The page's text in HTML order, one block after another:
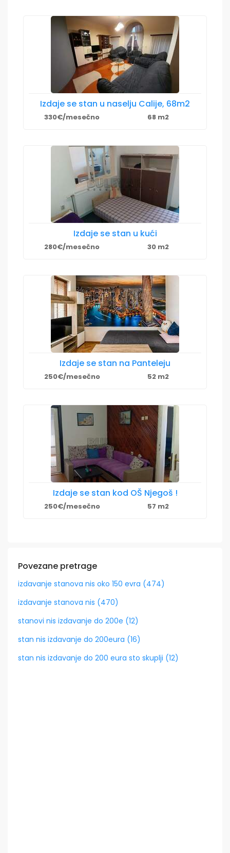
Izdaje se stan u naselju Calije, 68m2
330€/mesečno 68 m2
Izdaje se stan u kući
280€/mesečno 30 m2
Izdaje se stan na Panteleju
250€/mesečno 52 m2
Izdaje se stan kod OŠ Njegoš !
250€/mesečno 57 m2
Povezane pretrage
izdavanje stanova nis oko 150 evra (474)
izdavanje stanova nis (470)
stanovi nis izdavanje do 200e (12)
stan nis izdavanje do 200eura (16)
stan nis izdavanje do 200 eura sto skuplji (12)